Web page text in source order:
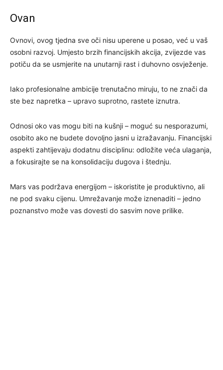
Ovan
Ovnovi, ovog tjedna sve oči nisu uperene u posao, već u vaš
osobni razvoj. Umjesto brzih financijskih akcija, zvijezde vas
potiču da se usmjerite na unutarnji rast i duhovno osvježenje.
Iako profesionalne ambicije trenutačno miruju, to ne znači da
ste bez napretka – upravo suprotno, rastete iznutra.
Odnosi oko vas mogu biti na kušnji – moguć su nesporazumi,
osobito ako ne budete dovoljno jasni u izražavanju. Financijski
aspekti zahtijevaju dodatnu disciplinu: odložite veća ulaganja,
a fokusirajte se na konsolidaciju dugova i štednju.
Mars vas podržava energijom – iskoristite je produktivno, ali
ne pod svaku cijenu. Umrežavanje može iznenaditi – jedno
poznanstvo može vas dovesti do sasvim nove prilike.